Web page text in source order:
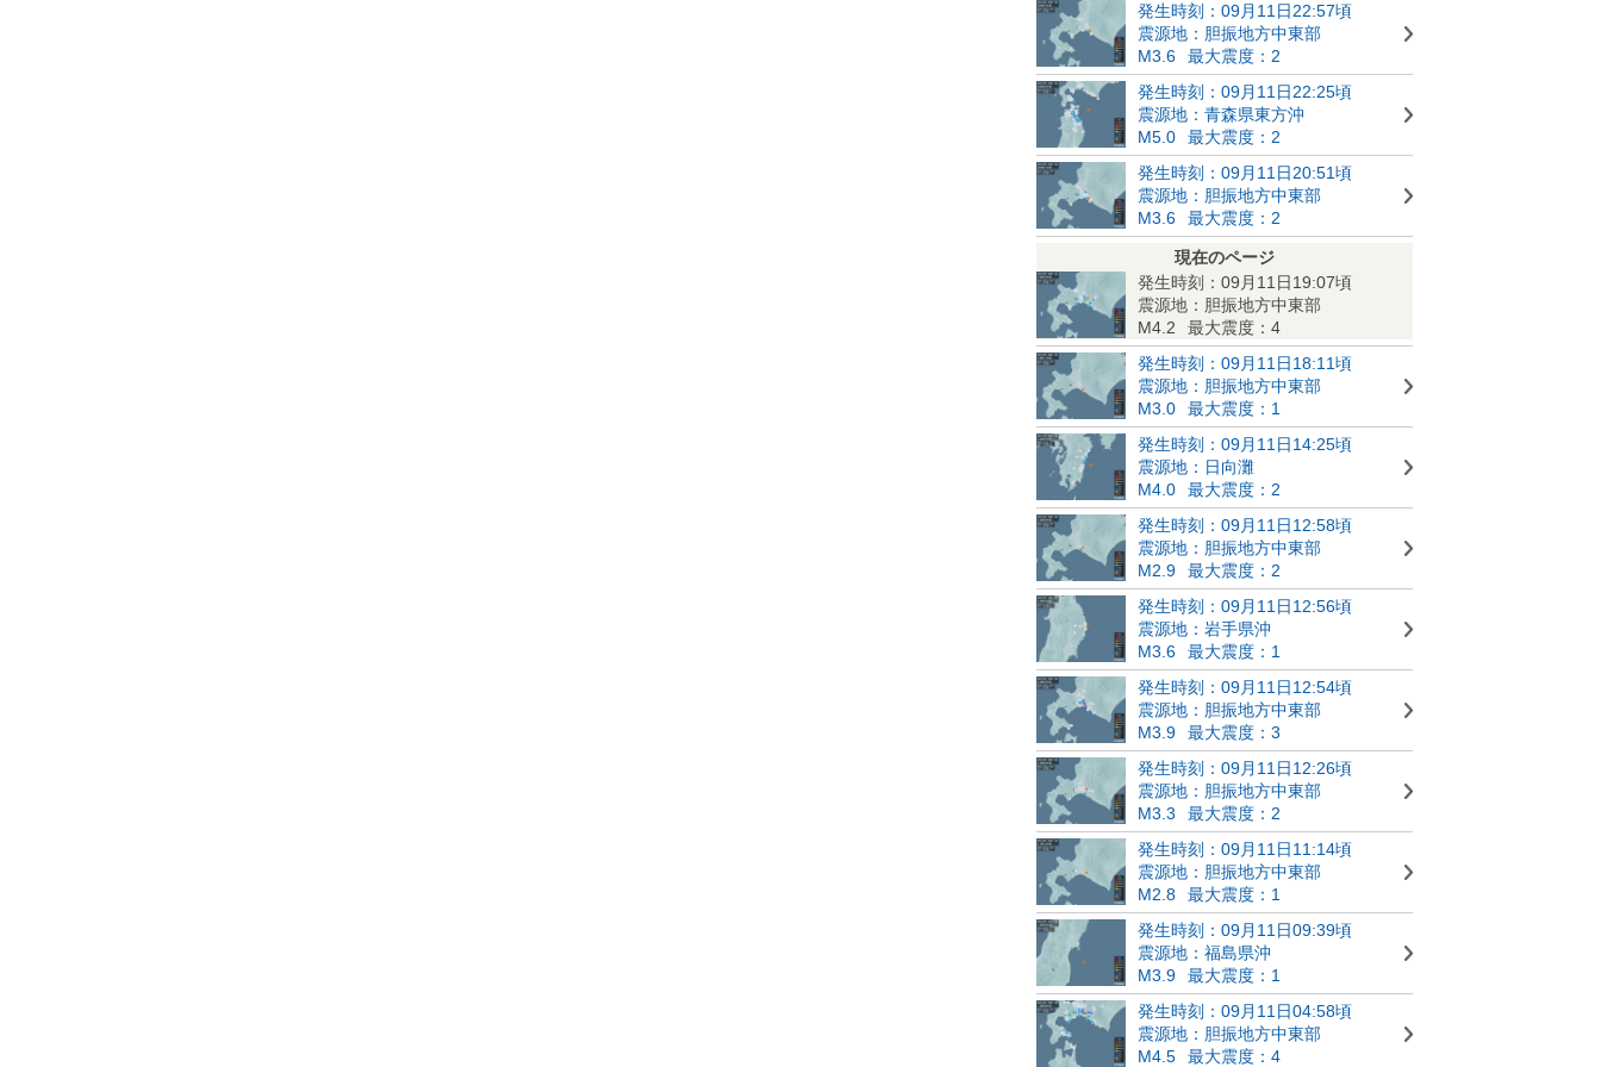
発生時刻：09月11日22:57頃
震源地：胆振地方中東部
M3.6
最大震度：2
発生時刻：09月11日22:25頃
震源地：青森県東方沖
M5.0
最大震度：2
発生時刻：09月11日20:51頃
震源地：胆振地方中東部
M3.6
最大震度：2
現在のページ
発生時刻：09月11日19:07頃
震源地：胆振地方中東部
M4.2
最大震度：4
発生時刻：09月11日18:11頃
震源地：胆振地方中東部
M3.0
最大震度：1
発生時刻：09月11日14:25頃
震源地：日向灘
M4.0
最大震度：2
発生時刻：09月11日12:58頃
震源地：胆振地方中東部
M2.9
最大震度：2
発生時刻：09月11日12:56頃
震源地：岩手県沖
M3.6
最大震度：1
発生時刻：09月11日12:54頃
震源地：胆振地方中東部
M3.9
最大震度：3
発生時刻：09月11日12:26頃
震源地：胆振地方中東部
M3.3
最大震度：2
発生時刻：09月11日11:14頃
震源地：胆振地方中東部
M2.8
最大震度：1
発生時刻：09月11日09:39頃
震源地：福島県沖
M3.9
最大震度：1
発生時刻：09月11日04:58頃
震源地：胆振地方中東部
M4.5
最大震度：4